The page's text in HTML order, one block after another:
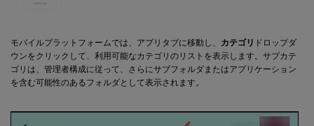
モバイルプラットフォームでは、アプリタブに移動し、 カテゴリ ドロップダ
ウンをクリックして、利用可能なカテゴリのリストを表示します。サブカテ
ゴリは、管理者構成に従って、さらにサブフォルダまたはアプリケーション
を含む可能性のあるフォルダとして表示されます。